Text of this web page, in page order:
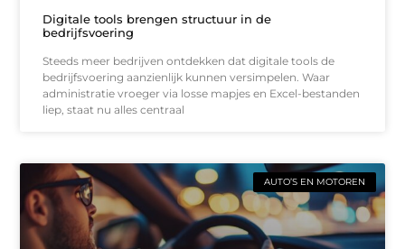
Digitale tools brengen structuur in de
bedrijfsvoering
Steeds meer bedrijven ontdekken dat digitale tools de
bedrijfsvoering aanzienlijk kunnen versimpelen. Waar
administratie vroeger via losse mapjes en Excel-bestanden
liep, staat nu alles centraal
AUTO’S EN MOTOREN